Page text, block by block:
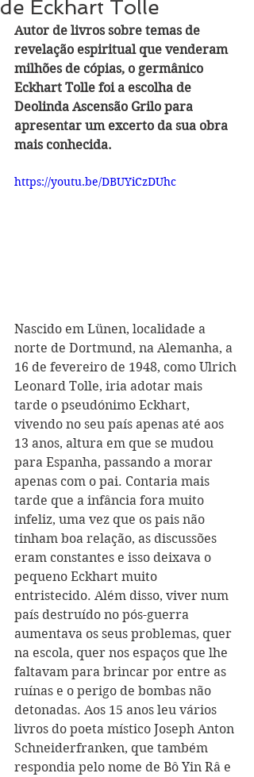
de Eckhart Tolle
Autor de livros sobre temas de
revelação espiritual que venderam
milhões de cópias, o germânico
Eckhart Tolle foi a escolha de
Deolinda Ascensão Grilo para
apresentar um excerto da sua obra
mais conhecida.
https://youtu.be/DBUYiCzDUhc
Nascido em Lünen, localidade a
norte de Dortmund, na Alemanha, a
16 de fevereiro de 1948, como Ulrich
Leonard Tolle, iria adotar mais
tarde o pseudónimo Eckhart,
vivendo no seu país apenas até aos
13 anos, altura em que se mudou
para Espanha, passando a morar
apenas com o pai. Contaria mais
tarde que a infância fora muito
infeliz, uma vez que os pais não
tinham boa relação, as discussões
eram constantes e isso deixava o
pequeno Eckhart muito
entristecido. Além disso, viver num
país destruído no pós-guerra
aumentava os seus problemas, quer
na escola, quer nos espaços que lhe
faltavam para brincar por entre as
ruínas e o perigo de bombas não
detonadas. Aos 15 anos leu vários
livros do poeta místico Joseph Anton
Schneiderfranken, que também
respondia pelo nome de Bô Yin Râ e